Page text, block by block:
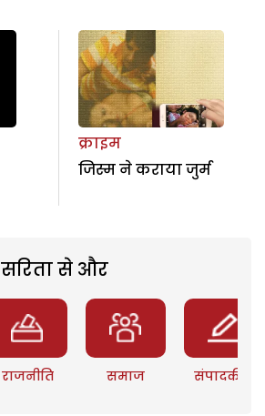
क्राइम
जिस्म ने कराया जुर्म
सरिता से और
राजनीति समाज संपादकीय